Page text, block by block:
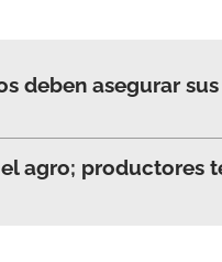
deben asegurar
agro; productores